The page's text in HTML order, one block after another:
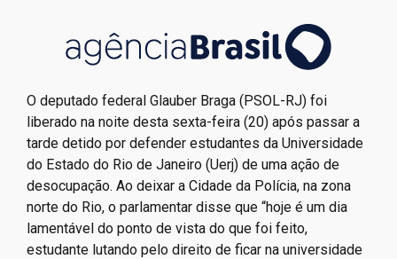
O deputado federal Glauber Braga (PSOL-RJ) foi
liberado na noite desta sexta-feira (20) após passar a
tarde detido por defender estudantes da Universidade
do Estado do Rio de Janeiro (Uerj) de uma ação de
desocupação. Ao deixar a Cidade da Polícia, na zona
norte do Rio, o parlamentar disse que “hoje é um dia
lamentável do ponto de vista do que foi feito,
estudante lutando pelo direito de ficar na universidade